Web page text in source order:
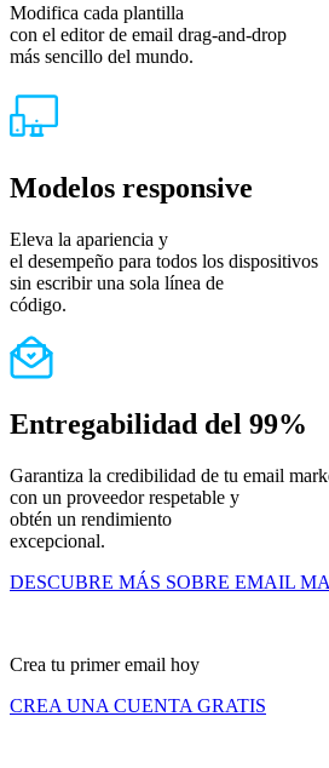
Modifica cada plantilla
con el editor de email drag-and-drop
más sencillo del mundo.
Modelos responsive
Eleva la apariencia y
el desempeño para todos los dispositivos
sin escribir una sola línea de
código.
Entregabilidad del 99%
Garantiza la credibilidad de tu email
con un proveedor respetable y
obtén un rendimiento
excepcional.
DESCUBRE MÁS SOBRE EMAIL
Crea tu primer email hoy
CREA UNA CUENTA GRATIS